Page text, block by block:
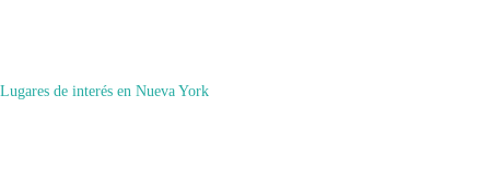
Lugares de interés en Nueva York